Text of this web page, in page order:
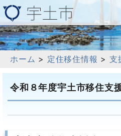
ホーム > 定住移住情報 >支
令和８年度宇土市移住支